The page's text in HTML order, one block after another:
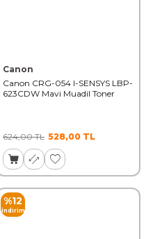
Canon
Canon CRG-054 I-SENSYS LBP-
623CDW Mavi Muadil Toner
624,00TL 528,00 TL
%12
İndirim